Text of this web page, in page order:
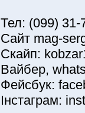
Тел: (099) 31-
Сайт mag-
Скайп:
Вайбер,
Фейсбук:
Інстаграм: